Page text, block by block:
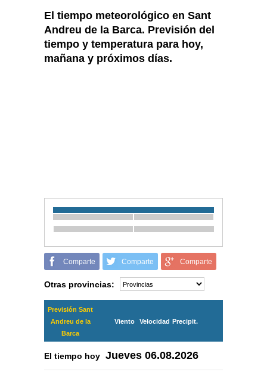
El tiempo meteorológico en Sant
Andreu de la Barca. Previsión del
tiempo y temperatura para hoy,
mañana y próximos días.
Comparte Comparte Comparte
Otras provincias:
Previsión Sant
Andreu de la
Barca
Viento Velocidad Precipit.
El tiempo hoy Jueves 06.08.2026